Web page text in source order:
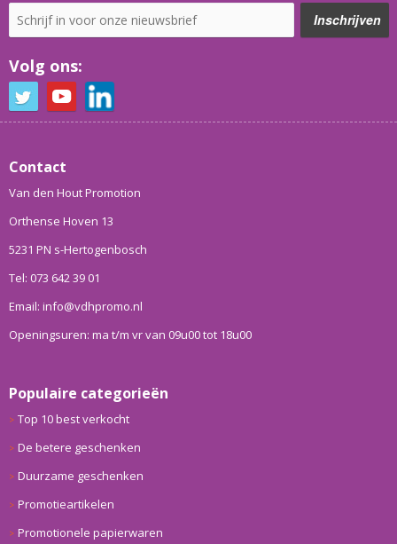
Volg ons:
Contact
Van den Hout Promotion
Orthense Hoven 13
5231 PN s-Hertogenbosch
Tel: 073 642 39 01
Email: info@vdhpromo.nl
Openingsuren: ma t/m vr van 09u00 tot 18u00
Populaire categorieën
Top 10 best verkocht
De betere geschenken
Duurzame geschenken
Promotieartikelen
Promotionele papierwaren